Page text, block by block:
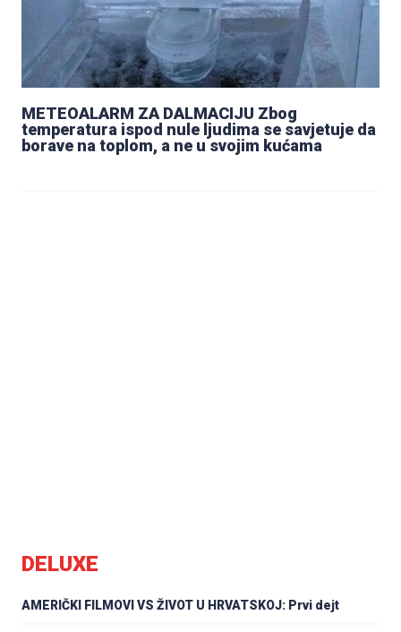
METEOALARM ZA DALMACIJU Zbog
temperatura ispod nule ljudima se savjetuje da
borave na toplom, a ne u svojim kućama
DELUXE
AMERIČKI FILMOVI VS ŽIVOT U HRVATSKOJ: Prvi dejt